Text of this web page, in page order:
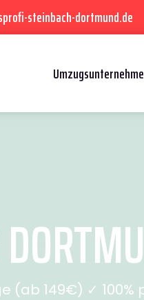
steinbach-dortmund.de
(ab 149€) ✓